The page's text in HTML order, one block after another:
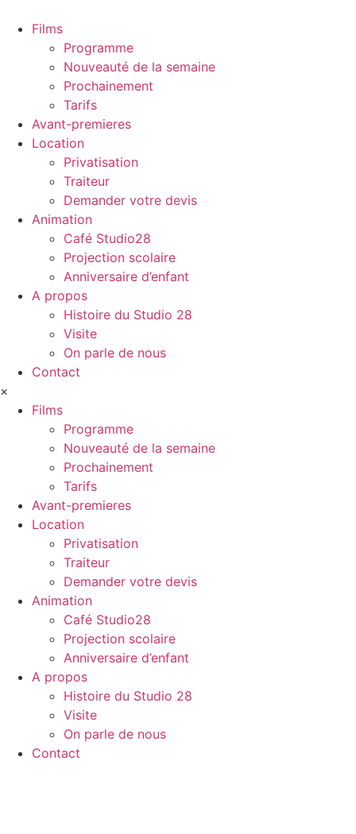
Films
Programme
Nouveauté de la semaine
Prochainement
Tarifs
Avant-premieres
Location
Privatisation
Traiteur
Demander votre devis
Animation
Café Studio28
Projection scolaire
Anniversaire d’enfant
A propos
Histoire du Studio 28
Visite
On parle de nous
Contact
×
Films
Programme
Nouveauté de la semaine
Prochainement
Tarifs
Avant-premieres
Location
Privatisation
Traiteur
Demander votre devis
Animation
Café Studio28
Projection scolaire
Anniversaire d’enfant
A propos
Histoire du Studio 28
Visite
On parle de nous
Contact